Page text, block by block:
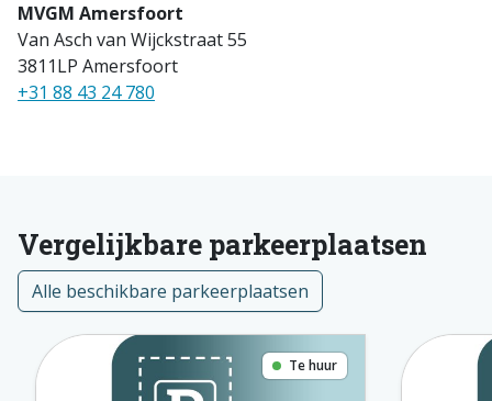
MVGM Amersfoort
Van Asch van Wijckstraat 55
3811LP Amersfoort
+31 88 43 24 780
Vergelijkbare parkeerplaatsen
Alle beschikbare parkeerplaatsen
Te huur